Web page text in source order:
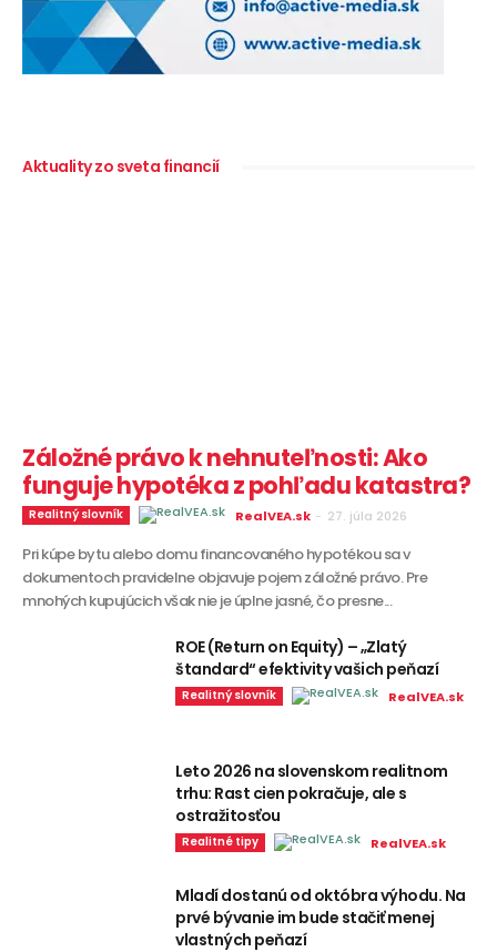
Aktuality zo sveta financií
Záložné právo k nehnuteľnosti: Ako
funguje hypotéka z pohľadu katastra?
Realitný slovník RealVEA.sk - 27. júla 2026
Pri kúpe bytu alebo domu financovaného hypotékou sa v
dokumentoch pravidelne objavuje pojem záložné právo. Pre
mnohých kupujúcich však nie je úplne jasné, čo presne...
ROE (Return on Equity) – „Zlatý
štandard“ efektivity vašich peňazí
Realitný slovník RealVEA.sk
Leto 2026 na slovenskom realitnom
trhu: Rast cien pokračuje, ale s
ostražitosťou
Realitné tipy RealVEA.sk
Mladí dostanú od októbra výhodu. Na
prvé bývanie im bude stačiť menej
vlastných peňazí